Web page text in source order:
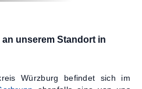
unserem Standort in
Würzburg befindet sich im